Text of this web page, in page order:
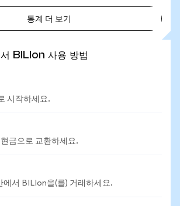
통계 더 보기
BILIon 사용 방법
시작하세요.
금으로 교환하세요.
에서 BILIon을(를) 거래하세요.